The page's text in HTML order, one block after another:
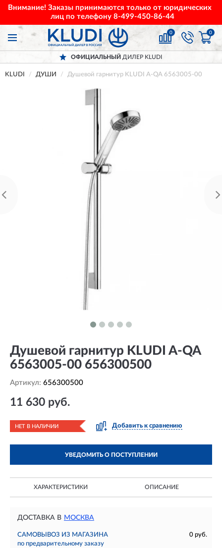
Внимание! Заказы принимаются только от юридических
лиц по телефону 8-499-450-86-44
0 0
ОФИЦИАЛЬНЫЙ ДИЛЕР KLUDI
KLUDI ДУШИ Душевой гарнитур KLUDI A-QA 6563005-00
Душевой гарнитур KLUDI A-QA
6563005-00 656300500
Артикул: 656300500
11 630 руб.
НЕТ В НАЛИЧИИ Добавить к сравнению
УВЕДОМИТЬ О ПОСТУПЛЕНИИ
ХАРАКТЕРИСТИКИ ОПИСАНИЕ
ДОСТАВКА В МОСКВА
САМОВЫВОЗ ИЗ МАГАЗИНА
0 руб.
по предварительному заказу